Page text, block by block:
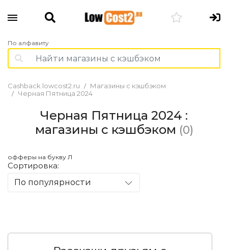
По алфавиту
Cashback.lowcost2.ru
Магазины с кэшбэком
Черная Пятница 2024
Черная Пятница 2024 :
магазины с кэшбэком (0)
офферы на букву Л
Сортировка:
По популярности